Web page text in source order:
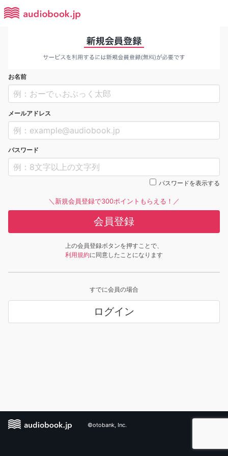
お名前
メールアドレス
パスワード
パスワードを表示する
＼新規会員登録で300ポイントもらえる！／
会員登録
上の会員登録ボタンを押すことで、
利用規約に同意したことになります
すでに会員の場合
ログイン
©otobank, Inc.